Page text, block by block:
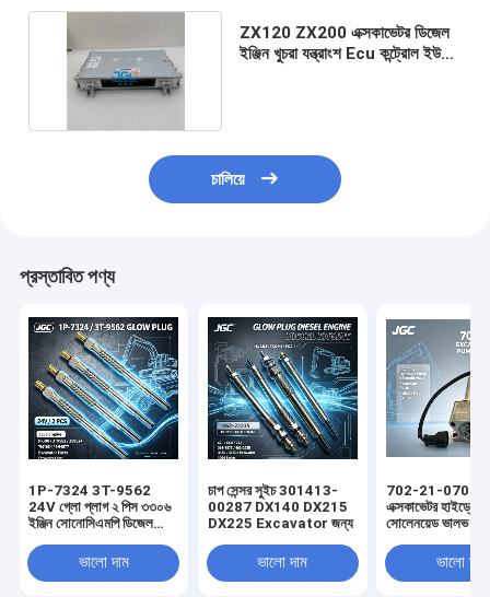
ZX120 ZX200 এক্সকাভেটর ডিজেল
ইঞ্জিন খুচরা যন্ত্রাংশ Ecu কন্ট্রোল ইউনিট
চালিয়ে
প্রস্তাবিত পণ্য
1P-7324 3T-9562
24V গ্লো প্লাগ ২ পিস ৩৩০৬
ইঞ্জিন সোনোসিএমপি ডিজেল
৩এস৯৬২৪ ৭এম১৬৩৪
৯এইচ৪৫৭৭ এক্সকাভেটর পার্টসের
ভালো দাম
চাপ সেন্সর সুইচ 301413-
00287 DX140 DX215
DX225 Excavator জন্য
ভালো দাম
702-21-07010
এক্সকাভেটর
সোলেনয়েড ভালভ
ভালো দাম